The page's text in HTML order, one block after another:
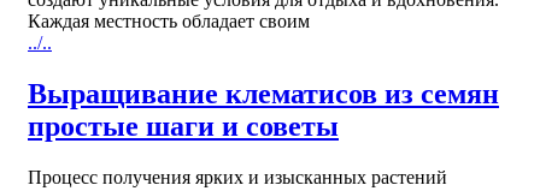
Каждая местность обладает своим
../..
Выращивание клематисов из семян
простые шаги и советы
Процесс получения ярких и изысканных растений